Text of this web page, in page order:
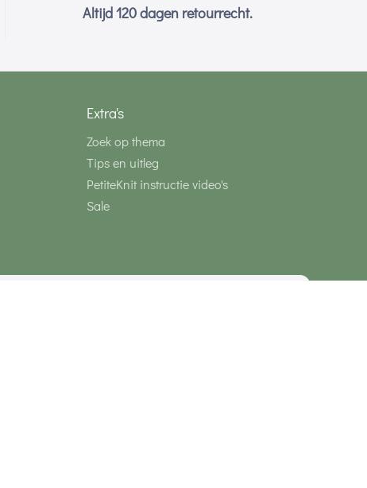
Altijd 120 dagen retourrecht.
Extra's
Zoek op thema
Tips en uitleg
PetiteKnit instructie video's
Sale